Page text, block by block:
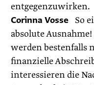
entgegenzuwirken.
Corinna Vosse So
absolute
werden bestenfalls
finanzielle
interessieren die